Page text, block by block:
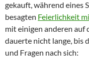
gekauft, während eines
besagten Feierlichkeit
mit einigen anderen auf
dauerte nicht lange, bis
und Fragen nach sich: